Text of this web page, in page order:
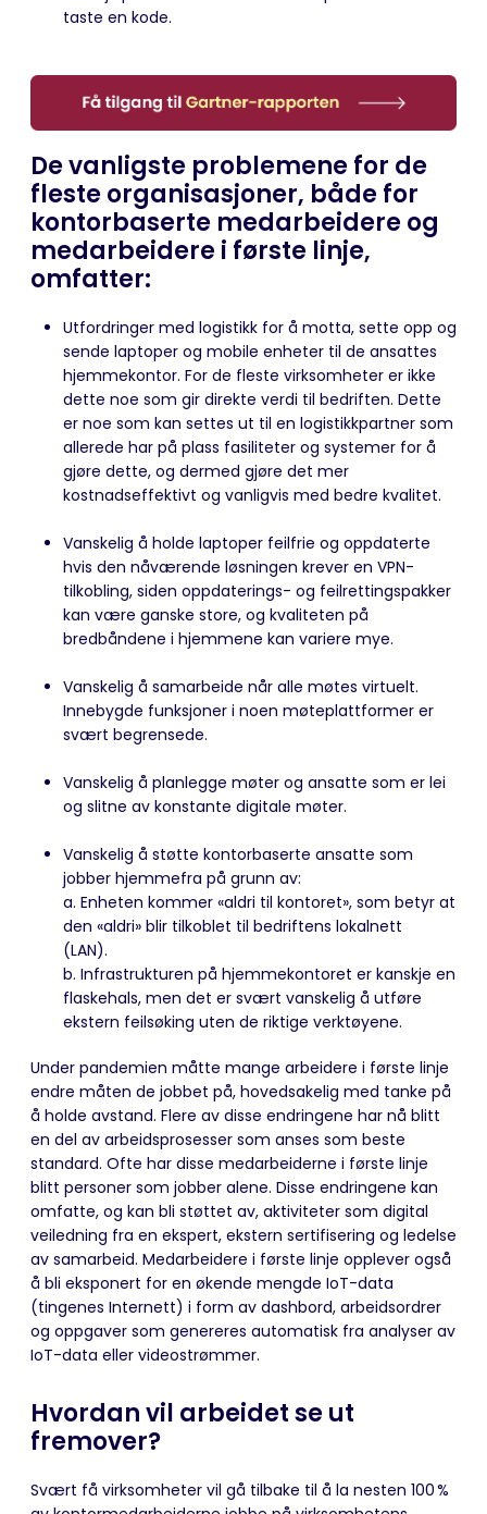
taste en kode.
De vanligste problemene for de
fleste organisasjoner, både for
kontorbaserte medarbeidere og
medarbeidere i første linje,
omfatter:
Utfordringer med logistikk for å motta, sette opp og
sende laptoper og mobile enheter til de ansattes
hjemmekontor. For de fleste virksomheter er ikke
dette noe som gir direkte verdi til bedriften. Dette
er noe som kan settes ut til en logistikkpartner som
allerede har på plass fasiliteter og systemer for å
gjøre dette, og dermed gjøre det mer
kostnadseffektivt og vanligvis med bedre kvalitet.
Vanskelig å holde laptoper feilfrie og oppdaterte
hvis den nåværende løsningen krever en VPN-
tilkobling, siden oppdaterings- og feilrettingspakker
kan være ganske store, og kvaliteten på
bredbåndene i hjemmene kan variere mye.
Vanskelig å samarbeide når alle møtes virtuelt.
Innebygde funksjoner i noen møteplattformer er
svært begrensede.
Vanskelig å planlegge møter og ansatte som er lei
og slitne av konstante digitale møter.
Vanskelig å støtte kontorbaserte ansatte som
jobber hjemmefra på grunn av:
a. Enheten kommer «aldri til kontoret», som betyr at
den «aldri» blir tilkoblet til bedriftens lokalnett
(LAN).
b. Infrastrukturen på hjemmekontoret er kanskje en
flaskehals, men det er svært vanskelig å utføre
ekstern feilsøking uten de riktige verktøyene.
Under pandemien måtte mange arbeidere i første linje
endre måten de jobbet på, hovedsakelig med tanke på
å holde avstand. Flere av disse endringene har nå blitt
en del av arbeidsprosesser som anses som beste
standard. Ofte har disse medarbeiderne i første linje
blitt personer som jobber alene. Disse endringene kan
omfatte, og kan bli støttet av, aktiviteter som digital
veiledning fra en ekspert, ekstern sertifisering og ledelse
av samarbeid. Medarbeidere i første linje opplever også
å bli eksponert for en økende mengde IoT-data
(tingenes Internett) i form av dashbord, arbeidsordrer
og oppgaver som genereres automatisk fra analyser av
IoT-data eller videostrømmer.
Hvordan vil arbeidet se ut
fremover?
Svært få virksomheter vil gå tilbake til å la nesten 100 %